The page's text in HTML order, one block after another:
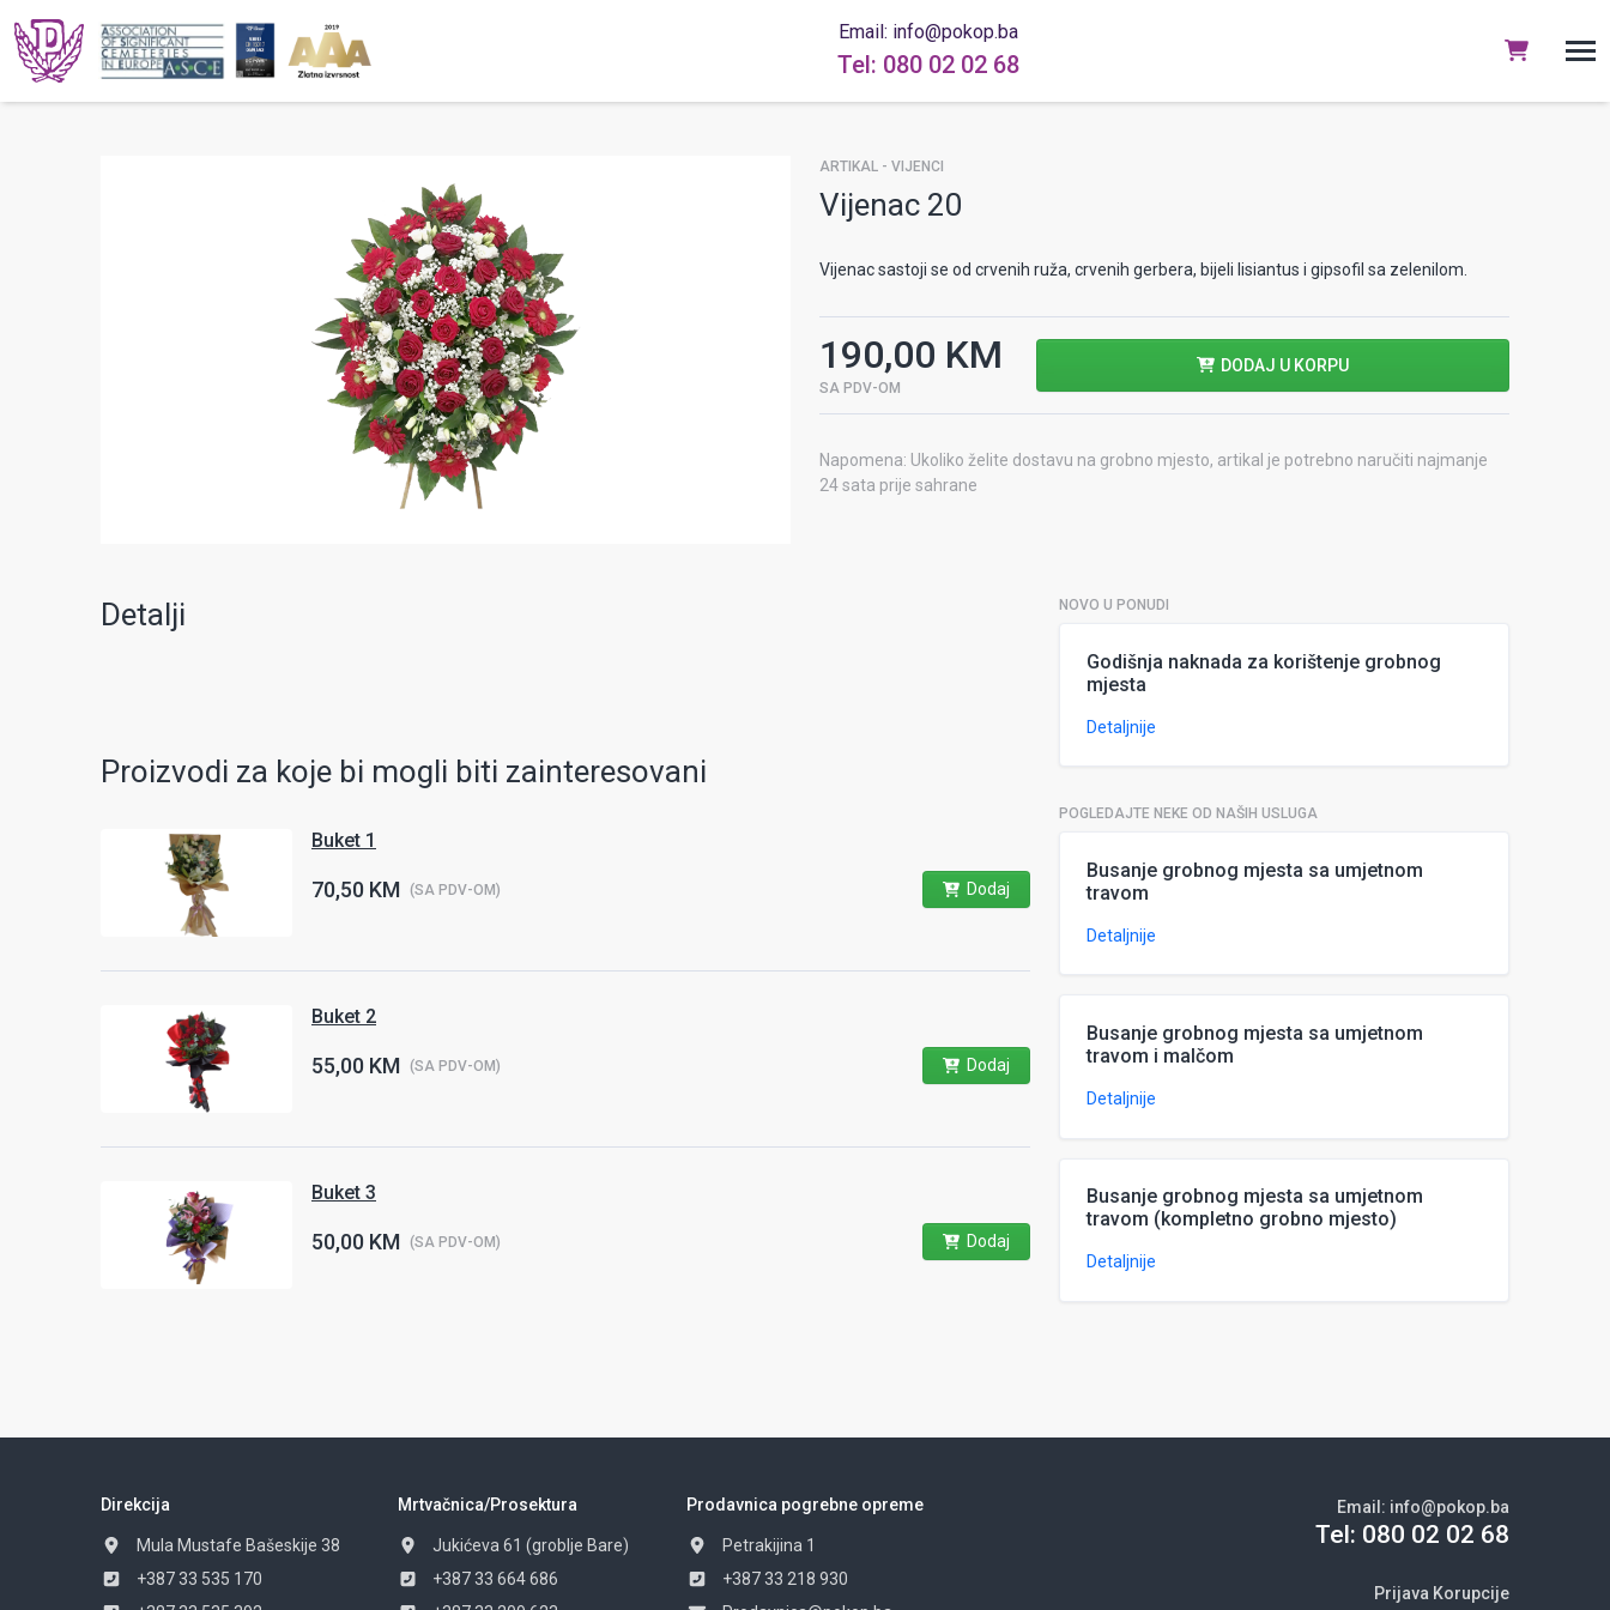
Email: info@pokop.ba
Tel: 080 02 02 68
ARTIKAL - VIJENCI
Vijenac 20
Vijenac sastoji se od crvenih ruža, crvenih gerbera, bijeli lisiantus i gipsofil sa zelenilom.
190,00 KM
SA PDV-OM
DODAJ U KORPU
Napomena: Ukoliko želite dostavu na grobno mjesto, artikal je potrebno naručiti najmanje
24 sata prije sahrane
Detalji
Proizvodi za koje bi mogli biti zainteresovani
Buket 1
70,50 KM (SA PDV-OM) Dodaj
Buket 2
55,00 KM (SA PDV-OM) Dodaj
Buket 3
50,00 KM (SA PDV-OM) Dodaj
NOVO U PONUDI
Godišnja naknada za korištenje grobnog
mjesta
Detaljnije
POGLEDAJTE NEKE OD NAŠIH USLUGA
Busanje grobnog mjesta sa umjetnom
travom
Detaljnije
Busanje grobnog mjesta sa umjetnom
travom i malčom
Detaljnije
Busanje grobnog mjesta sa umjetnom
travom (kompletno grobno mjesto)
Detaljnije
Direkcija
Mula Mustafe Bašeskije 38
+387 33 535 170
Mrtvačnica/Prosektura
Jukićeva 61 (groblje Bare)
+387 33 664 686
Prodavnica pogrebne opreme
Petrakijina 1
+387 33 218 930
Email: info@pokop.ba
Tel: 080 02 02 68
Prijava Korupcije